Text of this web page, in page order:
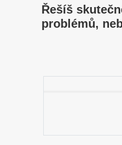
Řešíš
problémů,